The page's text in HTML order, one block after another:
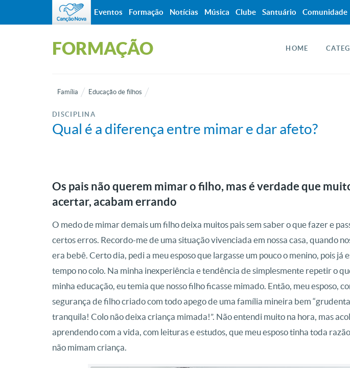
FORMAÇÃO HOME
Família Educação de filhos
DISCIPLINA
Qual é a diferença entre mimar e dar afeto?
Os pais não querem mimar o filho, mas é verdade que
acertar, acabam errando
O medo de mimar demais um filho deixa muitos pais sem saber o que fazer e
certos erros. Recordo-me de uma situação vivenciada em nossa casa, quando
era bebê. Certo dia, pedi a meu esposo que largasse um pouco o menino, pois já
tempo no colo. Na minha inexperiência e tendência de simplesmente repetir o
minha educação, eu temia que nosso filho ficasse mimado. Então, meu esposo,
segurança de filho criado com todo apego de uma família mineira bem
tranquila! Colo não deixa criança mimada!”. Não entendi muito na hora, mas
aprendendo com a vida, com leituras e estudos, que meu esposo tinha toda
não mimam criança.
Eventos Formação Notícias Música Clube Santuário Comunidade